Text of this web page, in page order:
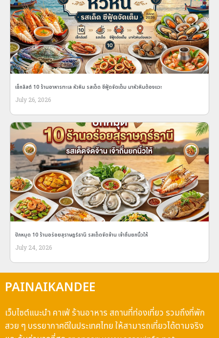
เช็กลิสต์ 10 ร้านอาหารทะเล หัวหิน รสเด็ด ซีฟู้ดจัดเต็ม มาหัวหินต้องแวะ
July 26, 2026
ปักหมุด 10 ร้านอร่อยสุราษฎร์ธานี รสเด็ดจัดจ้าน เจ้าถิ่นยกนิ้วให้
July 24, 2026
PAINAIKANDEE
เว็บไซต์แนะนำ คาเฟ่ ร้านอาหาร สถานที่ท่องเที่ยว รวมถึงที่พัก
สวย ๆ บรรยากาศดีในประเทศไทย ให้สามารถเที่ยวได้ตามจริง